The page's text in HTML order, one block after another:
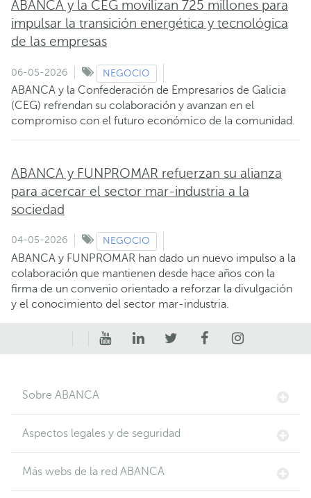
ABANCA y la CEG movilizan 725 millones para
impulsar la transición energética y tecnológica
de las empresas
06-05-2026 NEGOCIO
ABANCA y la Confederación de Empresarios de Galicia
(CEG) refrendan su colaboración y avanzan en el
compromiso con el futuro económico de la comunidad.
ABANCA y FUNPROMAR refuerzan su alianza
para acercar el sector mar-industria a la
sociedad
04-05-2026 NEGOCIO
ABANCA y FUNPROMAR han dado un nuevo impulso a la
colaboración que mantienen desde hace años con la
firma de un convenio orientado a reforzar la divulgación
y el conocimiento del sector mar-industria.
Sobre ABANCA
Aspectos legales y de seguridad
Más webs de la red ABANCA